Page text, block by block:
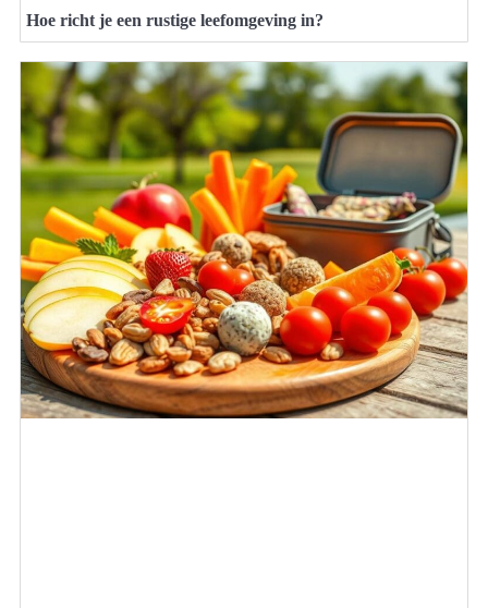
Hoe richt je een rustige leefomgeving in?